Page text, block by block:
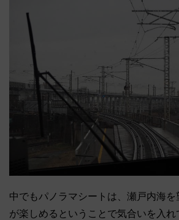
中でもパノラマシートは、瀬戸内海
が楽しめるということで気合いを入れ